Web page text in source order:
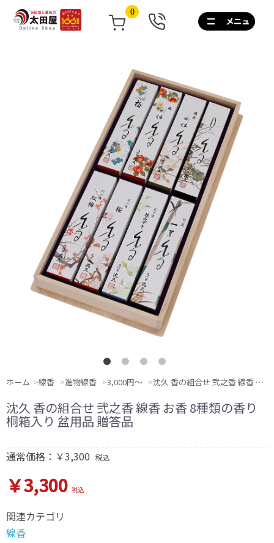
0
0120-
267-
話
無
料
10:00~17:00/
土
日
祝
も
営
業
ホーム 線香 進物線香 3,000円〜 沈久 香の組合せ 弐之香 線香 お香 8種類の香り 桐箱入り 盆用品 贈答品
沈久 香の組合せ 弐之香 線香 お香 8種類の香り
桐箱入り 盆用品 贈答品
通常価格：￥3,300 税込
￥3,300 税込
関連カテゴリ
線香